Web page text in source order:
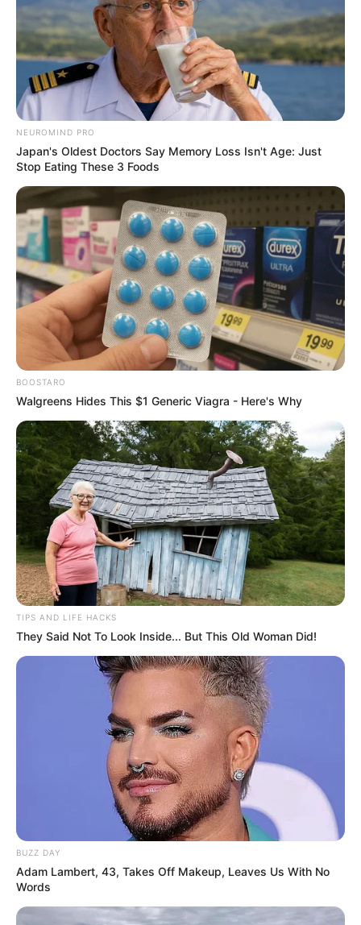
Очаква се резултатите от експертизите да внесат
повече яснота по случая през следващите дни.
Редактор: Петя Иванова
NEUROMIND PRO
Japan's Oldest Doctors Say Memory Loss Isn't Age: Just
Stop Eating These 3 Foods
BOOSTARO
Walgreens Hides This $1 Generic Viagra - Here's Why
TIPS AND LIFE HACKS
They Said Not To Look Inside... But This Old Woman Did!
BUZZ DAY
Adam Lambert, 43, Takes Off Makeup, Leaves Us With No
Words